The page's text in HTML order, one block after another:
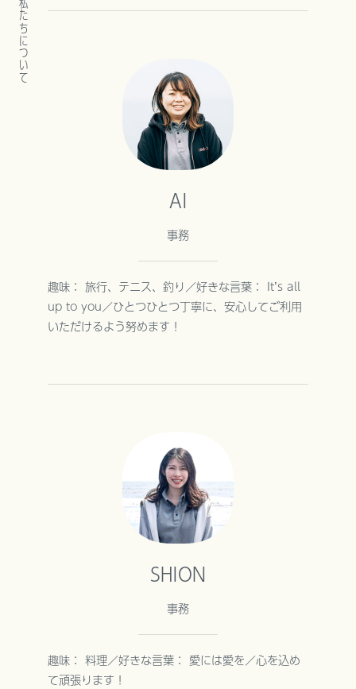
私たちについて
AI
事務
趣味： 旅行、テニス、釣り／好きな言葉： It’s all
up to you／ひとつひとつ丁寧に、安心してご利用
いただけるよう努めます！
SHION
事務
趣味： 料理／好きな言葉： 愛には愛を／心を込め
て頑張ります！